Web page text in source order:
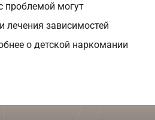
проблемой могут
лечения зависимостей
о детской наркомании